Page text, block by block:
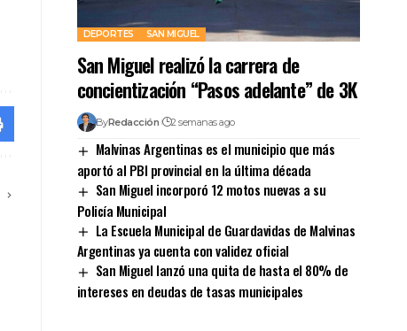
DEPORTES SAN MIGUEL
San Miguel realizó la carrera de
concientización “Pasos adelante” de 3K
ByRedacción 2 semanas ago
Malvinas Argentinas es el municipio que más
aportó al PBI provincial en la última década
San Miguel incorporó 12 motos nuevas a su
Policía Municipal
La Escuela Municipal de Guardavidas de Malvinas
Argentinas ya cuenta con validez oficial
San Miguel lanzó una quita de hasta el 80% de
intereses en deudas de tasas municipales